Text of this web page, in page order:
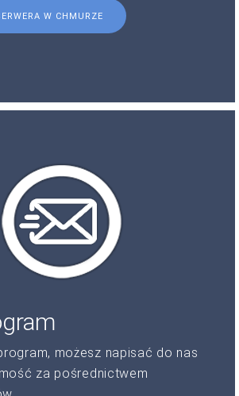
W CHMURZE
możesz napisać do nas
za pośrednictwem